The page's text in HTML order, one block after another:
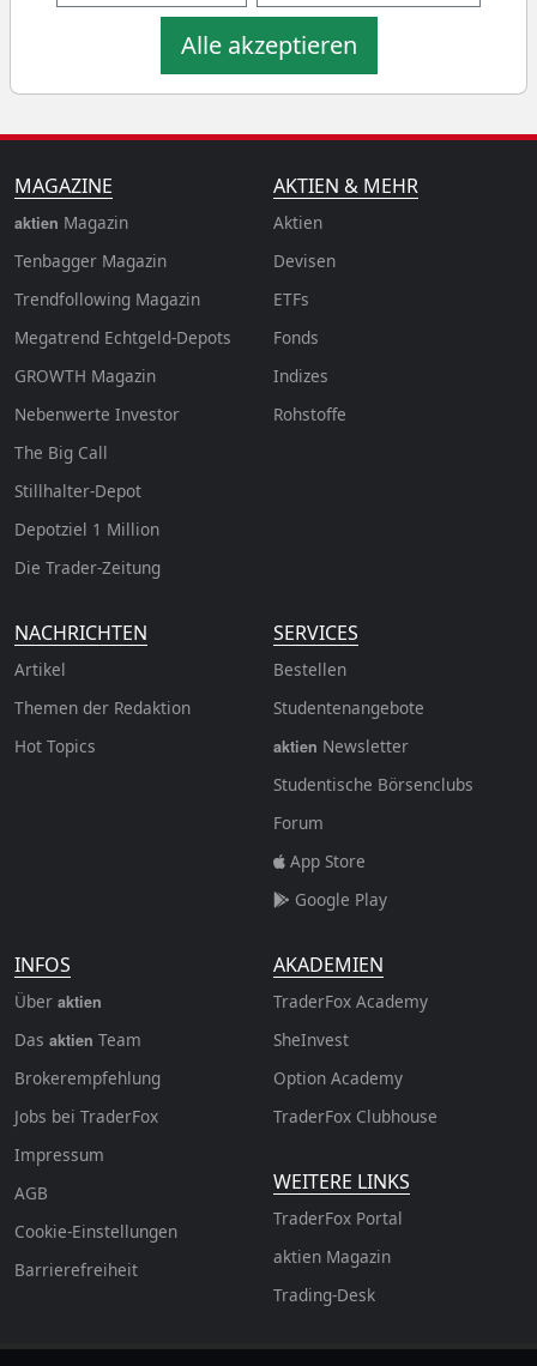
1J
3J 5J 10J
MAGAZINE
aktien Magazin
Tenbagger Magazin
Trendfollowing Magazin
Megatrend Echtgeld-Depots
GROWTH Magazin
Nebenwerte Investor
The Big Call
Stillhalter-Depot
Depotziel 1 Million
Die Trader-Zeitung
AKTIEN & MEHR
Aktien
Devisen
ETFs
Fonds
Indizes
Rohstoffe
NACHRICHTEN
Artikel
Themen der Redaktion
Hot Topics
SERVICES
Bestellen
Studentenangebote
aktien Newsletter
Studentische Börsenclubs
Forum
App Store
Google Play
INFOS
Über aktien
Das aktien Team
Brokerempfehlung
Jobs bei TraderFox
Impressum
AGB
Cookie-Einstellungen
Barrierefreiheit
AKADEMIEN
TraderFox Academy
SheInvest
Option Academy
TraderFox Clubhouse
WEITERE LINKS
TraderFox Portal
aktien Magazin
Trading-Desk
Alle akzeptieren